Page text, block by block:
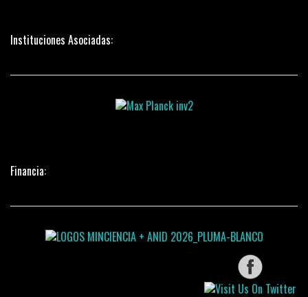
Instituciones Asociadas:
Financia: